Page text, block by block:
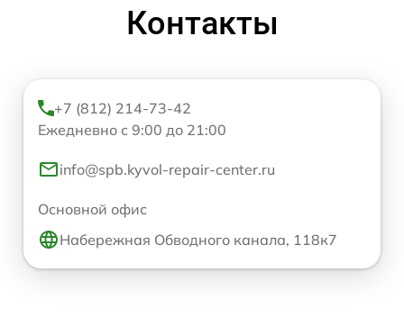
Контакты
+7 (812) 214-73-42
Ежедневно с 9:00 до 21:00
info@spb.kyvol-repair-center.ru
Основной офис
Набережная Обводного канала, 118к7